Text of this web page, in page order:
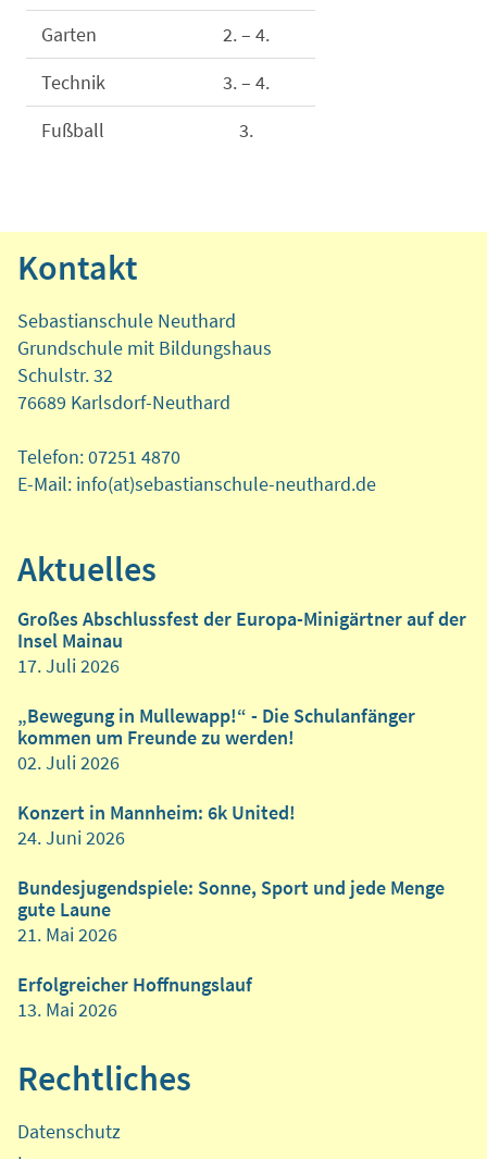
Garten
2. – 4.
Technik
3. – 4.
Fußball
3.
Kontakt
Sebastianschule Neuthard
Grundschule mit Bildungshaus
Schulstr. 32
76689 Karlsdorf-Neuthard
Telefon: 07251 4870
E-Mail: info(at)sebastianschule-neuthard.de
Aktuelles
Großes Abschlussfest der Europa-Minigärtner auf der
Insel Mainau
17. Juli 2026
„Bewegung in Mullewapp!“ - Die Schulanfänger
kommen um Freunde zu werden!
02. Juli 2026
Konzert in Mannheim: 6k United!
24. Juni 2026
Bundesjugendspiele: Sonne, Sport und jede Menge
gute Laune
21. Mai 2026
Erfolgreicher Hoffnungslauf
13. Mai 2026
Rechtliches
Datenschutz